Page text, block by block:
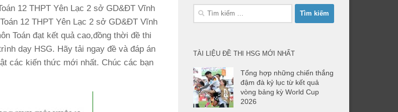
12 THPT Yên Lạc 2 sở GD&ĐT Vĩnh
12 THPT Yên Lạc 2 sở GD&ĐT Vĩnh
Toán đạt kết quả cao,đồng thời đề thi
dạy HSG. Hãy tải ngay đề và đáp án
các kiến thức mới nhất. Chúc các bạn
Tìm
TÀI LIỆU ĐỀ THI HSG MỚI NHẤT
Tổng hợp những chiến thắng
đậm đà kỷ lục từ kết quả
vòng bảng kỳ World Cup
2026